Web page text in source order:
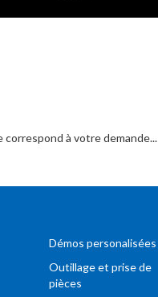
correspond à votre demande...
Démos personalisées
Outillage et prise de
pièces